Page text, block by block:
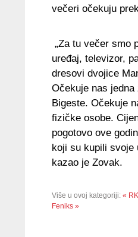
večeri očekuju
„Za tu večer smo
uređaj, televizor,
dresovi dvojice
Očekuje nas
Bigeste. Očekuje
fizičke osobe.
pogotovo ove
koji su kupili svoje
kazao je Zovak.
Više u ovoj kategoriji: «
Feniks »